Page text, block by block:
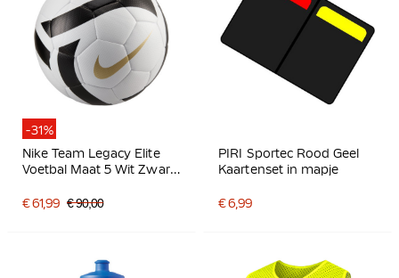
-31%
Nike Team Legacy Elite
Voetbal Maat 5 Wit Zwart
€ 61,99 € 90,00
PIRI Sportec Rood Geel
Kaartenset in mapje
€ 6,99